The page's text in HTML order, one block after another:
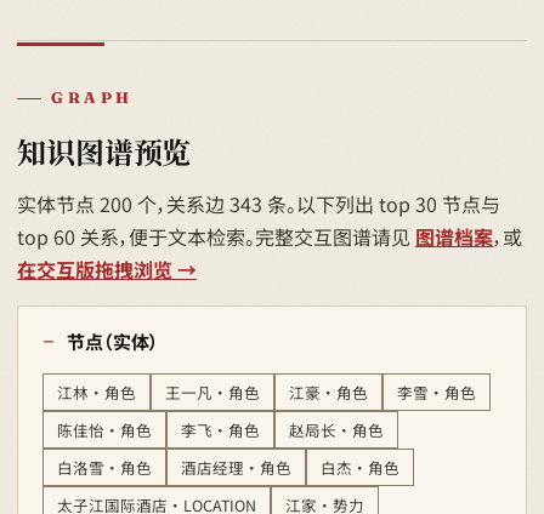
GRAPH
知识图谱预览
实体节点 200 个，关系边 343 条。以下列出 top 30 节点与
top 60 关系，便于文本检索。完整交互图谱请见 图谱档案，或
在交互版拖拽浏览 →
节点（实体）
江林 · 角色 王一凡 · 角色 江豪 · 角色
李雪 · 角色
陈佳怡 · 角色
李飞 · 角色
赵局长 · 角色
白洛雪 · 角色
酒店经理 · 角色
白杰 · 角色
太子江国际酒店 · LOCATION
江家 · 势力